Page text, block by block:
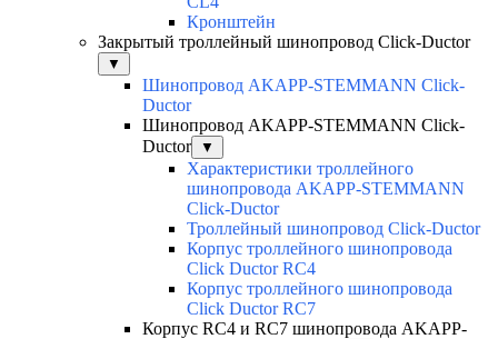
Кронштейн
Закрытый троллейный шинопровод Click-Ductor
▼
Шинопровод AKAPP-STEMMANN Click-
Ductor
Шинопровод AKAPP-STEMMANN Click-
Ductor
▼
Характеристики троллейного
шинопровода AKAPP-STEMMANN
Click-Ductor
Троллейный шинопровод Click-Ductor
Корпус троллейного шинопровода
Click Ductor RC4
Корпус троллейного шинопровода
Click Ductor RC7
Корпус RC4 и RC7 шинопровода AKAPP-